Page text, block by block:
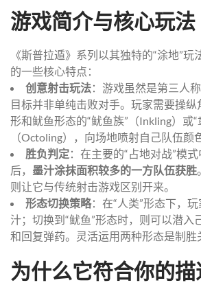
游戏简介与核心玩法
《斯普拉遁》系列以其独特的“涂地”
的一些核心特点：
创意射击玩法：游戏虽然是第三人
目标并非单纯击败对手。玩家需要操
形和鱿鱼形态的“鱿鱼族”（Inkling）或“
（Octoling），向场地喷射自己队伍颜
胜负判定：在主要的“占地对战”模
后， 墨汁涂抹面积较多的一方队伍获胜
则让它与传统射击游戏区别开来。
形态切换策略：在“人类”形态下，
汁；切换到“鱿鱼”形态时，则可以潜入
和回复弹药。灵活运用两种形态是制胜
为什么它符合你的描